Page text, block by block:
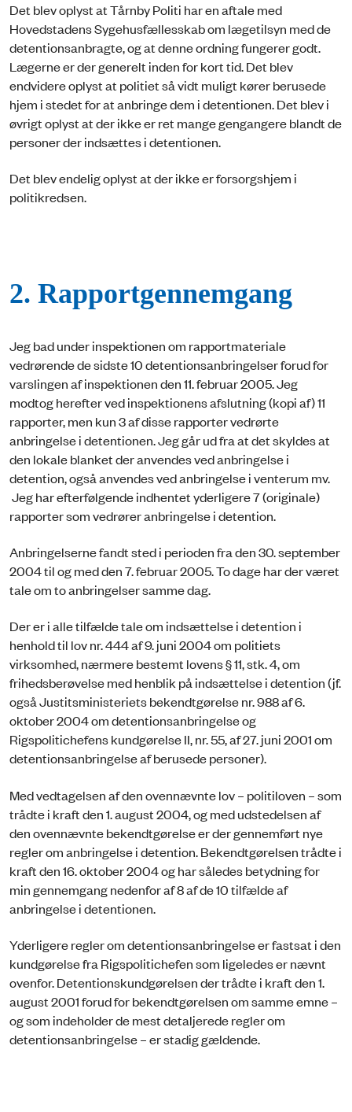
Det blev oplyst at Tårnby Politi har en aftale med
Hovedstadens Sygehusfællesskab om lægetilsyn med de
detentionsanbragte, og at denne ordning fungerer godt.
Lægerne er der generelt inden for kort tid. Det blev
endvidere oplyst at politiet så vidt muligt kører berusede
hjem i stedet for at anbringe dem i detentionen. Det blev i
øvrigt oplyst at der ikke er ret mange gengangere blandt de
personer der indsættes i detentionen.
Det blev endelig oplyst at der ikke er forsorgshjem i
politikredsen.
2. Rapportgennemgang
Jeg bad under inspektionen om rapportmateriale
vedrørende de sidste 10 detentionsanbringelser forud for
varslingen af inspektionen den 11. februar 2005. Jeg
modtog herefter ved inspektionens afslutning (kopi af) 11
rapporter, men kun 3 af disse rapporter vedrørte
anbringelse i detentionen. Jeg går ud fra at det skyldes at
den lokale blanket der anvendes ved anbringelse i
detention, også anvendes ved anbringelse i venterum mv.
Jeg har efterfølgende indhentet yderligere 7 (originale)
rapporter som vedrører anbringelse i detention.
Anbringelserne fandt sted i perioden fra den 30. september
2004 til og med den 7. februar 2005. To dage har der været
tale om to anbringelser samme dag.
Der er i alle tilfælde tale om indsættelse i detention i
henhold til lov nr. 444 af 9. juni 2004 om politiets
virksomhed, nærmere bestemt lovens § 11, stk. 4, om
frihedsberøvelse med henblik på indsættelse i detention (jf.
også Justitsministeriets bekendtgørelse nr. 988 af 6.
oktober 2004 om detentionsanbringelse og
Rigspolitichefens kundgørelse II, nr. 55, af 27. juni 2001 om
de­tentionsanbringelse af berusede personer).
Med vedtagelsen af den ovennævnte lov – politiloven – som
trådte i kraft den 1. august 2004, og med udstedelsen af
den ovennævnte bekendtgørelse er der gennemført nye
regler om anbringelse i detention. Bekendtgørelsen trådte i
kraft den 16. oktober 2004 og har således betydning for
min gennemgang nedenfor af 8 af de 10 tilfælde af
anbringelse i detentionen.
Yderligere regler om detentionsanbringelse er fastsat i den
kundgørelse fra Rigspolitichefen som ligeledes er nævnt
ovenfor. Detentionskundgørelsen der trådte i kraft den 1.
august 2001 forud for bekendtgørelsen om samme emne –
og som indeholder de mest detaljerede regler om
detentionsanbringelse – er stadig gældende.